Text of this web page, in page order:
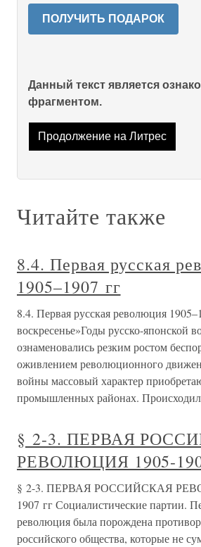
ПОЛУЧИТЬ ПОДАРОК
Данный текст является
фрагментом.
Продолжение на Литрес
Читайте также
8.4. Первая русская
1905–1907 гг
8.4. Первая русская революция
воскресенье»Годы русско-японской
ознаменовались резким ростом
оживлением революционного
войны массовый характер
промышленных районах.
§ 2-3. ПЕРВАЯ
РЕВОЛЮЦИЯ 1905-
§ 2-3. ПЕРВАЯ РОССИЙСКАЯ
1907 гг Социалистические партии.
революция была порождена
российского общества, которые не